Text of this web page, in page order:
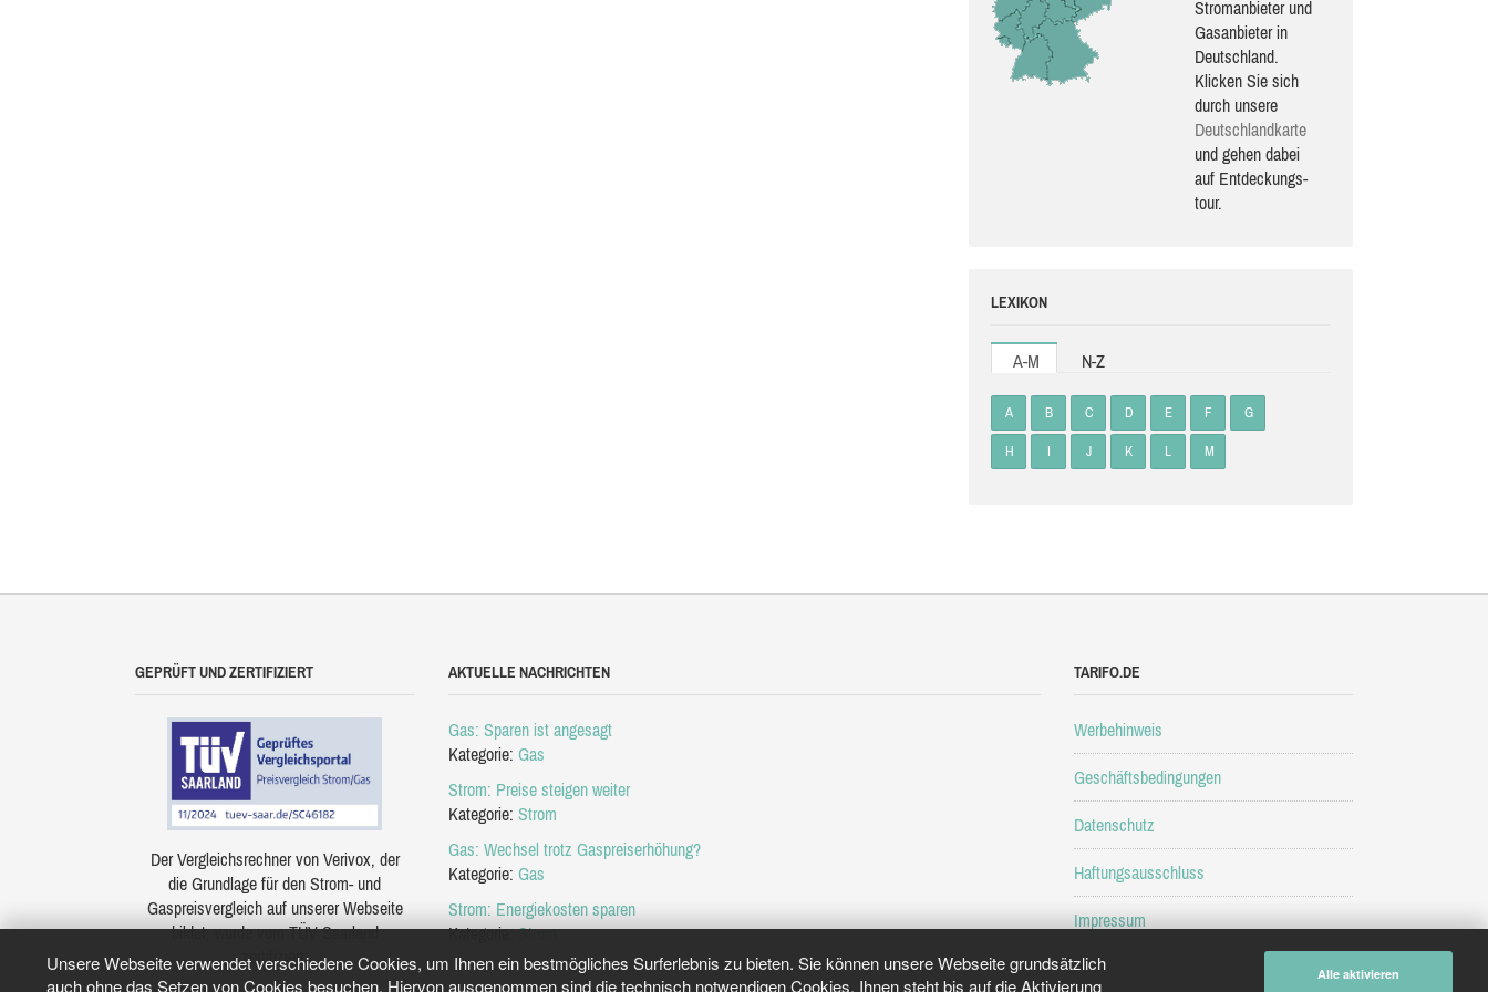
Unsere Webseite verwendet verschiedene Cookies, um Ihnen ein bestmögliches Surferlebnis zu bieten. Sie können unsere Webseite grundsätzlich
auch ohne das Setzen von Cookies besuchen. Hiervon ausgenommen sind die technisch notwendigen Cookies. Ihnen steht bis auf die Aktivierung
Alle aktivieren
Stromanbieter und
Gasanbieter in
Deutschland.
Klicken Sie sich
durch unsere
Deutsch­land­karte
und gehen dabei
auf Ent­de­ckungs­
tour.
LEXIKON
A-M N-Z
A B C D E F G
H I J K L M
GEPRÜFT UND ZERTIFIZIERT
Der Vergleichsrechner von Verivox, der
die Grundlage für den Strom- und
Gaspreisvergleich auf unserer Webseite
bildet, wurde vom TÜV Saarland
zertifiziert.
AKTUELLE NACHRICHTEN
Gas: Sparen ist angesagt
Kategorie: Gas
Strom: Preise steigen weiter
Kategorie: Strom
Gas: Wechsel trotz Gaspreiserhöhung?
Kategorie: Gas
Strom: Energiekosten sparen
Kategorie:Strom
TARIFO.DE
Werbehinweis
Geschäftsbedingungen
Datenschutz
Haftungsausschluss
Impressum